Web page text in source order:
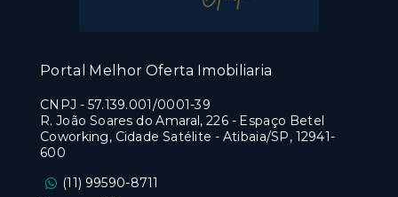
Portal Melhor Oferta Imobiliaria
CNPJ - 57.139.001/0001-39
R. João Soares do Amaral, 226 - Espaço Betel
Coworking, Cidade Satélite - Atibaia/SP, 12941-
600
(11) 99590-8711